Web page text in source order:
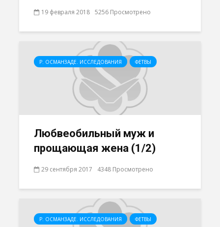
19 февраля 2018 5256 Просмотрено
Р. ОСМАНЗАДЕ. ИССЛЕДОВАНИЯ ФЕТВЫ
Любвеобильный муж и
прощающая жена (1/2)
29 сентября 2017 4348 Просмотрено
Р. ОСМАНЗАДЕ. ИССЛЕДОВАНИЯ ФЕТВЫ